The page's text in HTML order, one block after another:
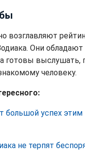
возглавляют
Они
готовы выслушать,
человеку.
успех этим
не терпят